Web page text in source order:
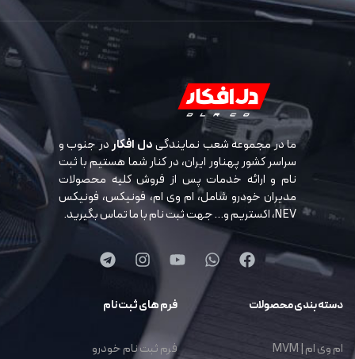
ما در مجموعه شعب نمایندگیدل افکاردر جنوب و
سراسر کشور پهناور ایران، در کنار شما هستیم با ثبت
نام و ارائه خدمات پس از فروش کلیه محصولات
مدیران خودرو شامل، ام وی ام، فونیکس، فونیکس
NEV، اکستریم و… جهت ثبت نام با ما تماس بگیرید.
دسته بندی محصولات
ام وی ام | MVM
فرم های ثبت نام
فرم ثبت نام خودرو